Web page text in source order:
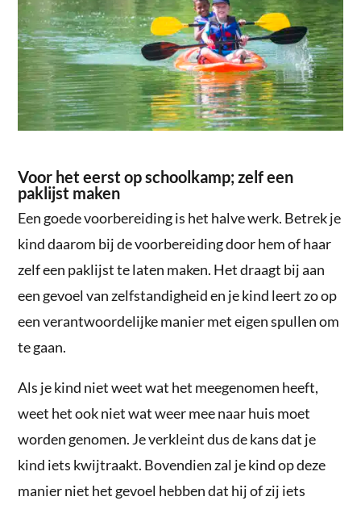
Voor het eerst op schoolkamp; zelf een
paklijst maken
Een goede voorbereiding is het halve werk. Betrek je
kind daarom bij de voorbereiding door hem of haar
zelf een paklijst te laten maken. Het draagt bij aan
een gevoel van zelfstandigheid en je kind leert zo op
een verantwoordelijke manier met eigen spullen om
te gaan.
Als je kind niet weet wat het meegenomen heeft,
weet het ook niet wat weer mee naar huis moet
worden genomen. Je verkleint dus de kans dat je
kind iets kwijtraakt. Bovendien zal je kind op deze
manier niet het gevoel hebben dat hij of zij iets